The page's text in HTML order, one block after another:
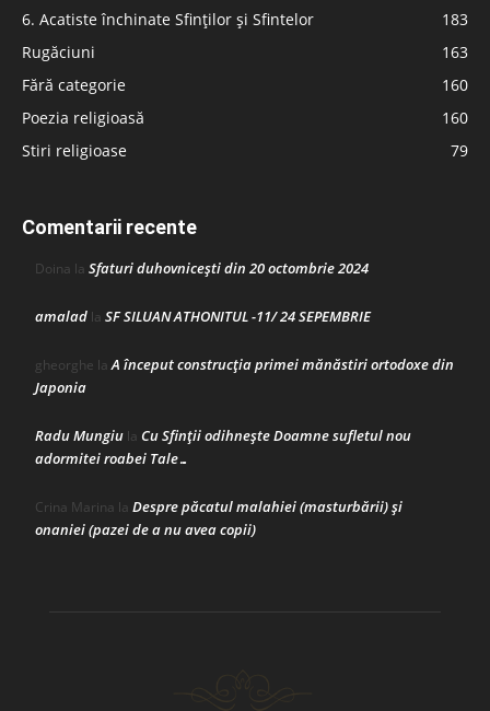
6. Acatiste închinate Sfinților și Sfintelor
183
Rugăciuni
163
Fără categorie
160
Poezia religioasă
160
Stiri religioase
79
Comentarii recente
Doina la Sfaturi duhovnicești din 20 octombrie 2024
amalad la SF SILUAN ATHONITUL -11/ 24 SEPEMBRIE
gheorghe laA început construcţia primei mănăstiri ortodoxe din
Japonia
Radu Mungiu la Cu Sfinții odihnește Doamne sufletul nou
adormitei roabei Tale…
Crina Marina la Despre păcatul malahiei (masturbării) şi
onaniei (pazei de a nu avea copii)